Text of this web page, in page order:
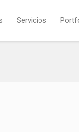
Servicios